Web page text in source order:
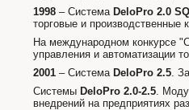
1998 – Система DeloPro 2.0
торговые и производственные
На международном конкурсе
управления и автоматизации
2001 – Система DeloPro 2.5.
Системы DeloPro 2.0-2.5.
внедрений на предприятиях